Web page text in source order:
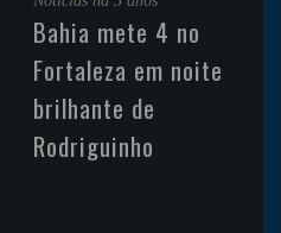
Bahia mete 4 no
Fortaleza em noite
brilhante de
Rodriguinho